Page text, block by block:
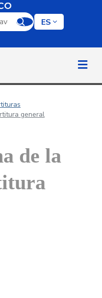
palabra clave
ES
general
de la